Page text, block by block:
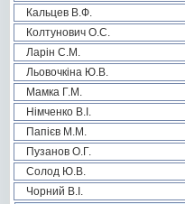
Кальцев В.Ф.
Колтунович О.С.
Ларін С.М.
Льовочкіна Ю.В.
Мамка Г.М.
Німченко В.І.
Папієв М.М.
Пузанов О.Г.
Солод Ю.В.
Чорний В.І.